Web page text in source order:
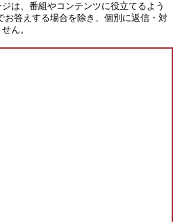
は、番組やコンテンツに役立てるよう
お答えする場合を除き、個別に返信・対
ん。